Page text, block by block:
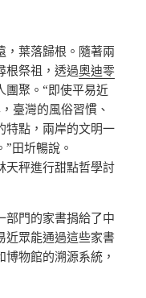
，葉落歸根。隨著兩
根祭祖，透過奧迪零
團聚。“即使平易近
臺灣的風俗習慣、
特點，兩岸的文明一
田圻暢說。
天秤進行甜點哲學討
部門的家書捐給了中
近眾能通過這些家書
物館的溯源系統，